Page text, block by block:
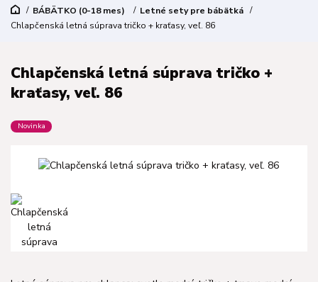
BÁBÄTKO (0-18 mes)
Letné sety pre bábätká
Chlapčenská letná súprava tričko + kraťasy, veľ. 86
Chlapčenská letná súprava tričko +
kraťasy, veľ. 86
Novinka